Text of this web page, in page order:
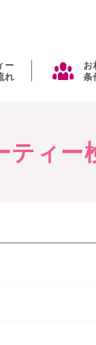
ー
れ
お
条
ティー